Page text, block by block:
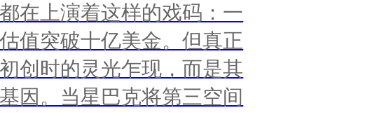
在上演着这样的戏码：一
值突破十亿美金。但真正
创时的灵光乍现，而是其
因。当星巴克将第三空间